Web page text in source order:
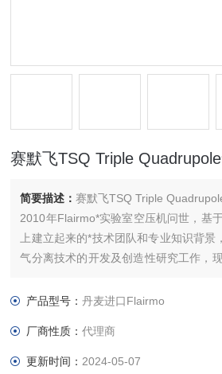
赛默飞TSQ Triple
简要描述：赛默飞TSQ Triple
2010年Flairmo*实验室空压机问世，基
上建立起来的*技术团队和专业知识背
气分离技术的开发及创造性研究工作，
10多年来， Flairmo一直从事压缩机和氮
产品型号：丹麦进口Flairmo
厂商性质：代理商
更新时间： 2024-05-07